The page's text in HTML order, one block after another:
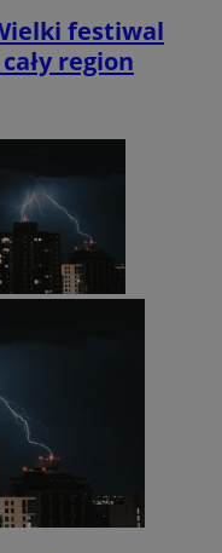
festiwal
region